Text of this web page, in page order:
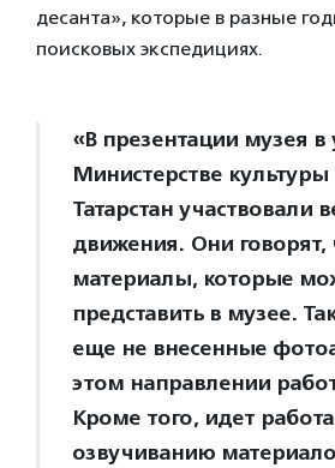
десанта», которые в разные
поисковых экспедициях.
«В презентации музея в
Министерстве культуры
Татарстан участвовали
движения. Они говорят,
материалы, которые
представить в музее.
еще не внесенные
этом направлении
Кроме того, идет
озвучиванию